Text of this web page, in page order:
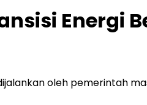
Energi
oleh pemerintah